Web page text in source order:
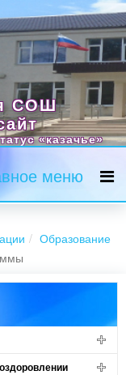
СОШ
«казачье»
меню
Образование